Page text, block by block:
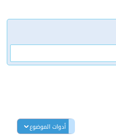
أدوات الموضوع